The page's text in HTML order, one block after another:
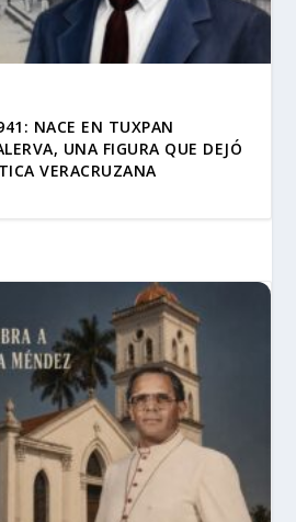
NACE EN TUXPAN
UNA FIGURA QUE DEJÓ
VERACRUZANA